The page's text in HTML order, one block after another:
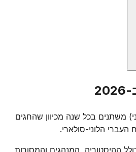
היום מצוין בעיקר בכך שלא
אוכלים מצה.
שנייה - "אף פעם לא מאוחר
שגם מי שהחמיץ את המועד או היה
רעיון זה מודגש במיוחד בתורת
משתנים בכל שנה מכיוון שהחגים
העברי הלוני-סולארי.